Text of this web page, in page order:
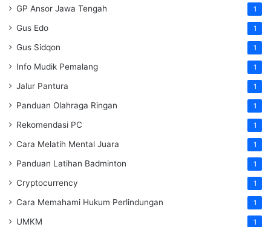
GP Ansor Jawa Tengah 1
Gus Edo 1
Gus Sidqon 1
Info Mudik Pemalang 1
Jalur Pantura 1
Panduan Olahraga Ringan 1
Rekomendasi PC 1
Cara Melatih Mental Juara 1
Panduan Latihan Badminton 1
Cryptocurrency 1
Cara Memahami Hukum Perlindungan 1
UMKM 1